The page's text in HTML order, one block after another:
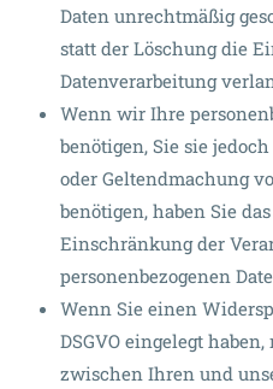
Daten unrechtmäßig
statt der Löschung die
Datenverarbeitung
Wenn wir Ihre
benötigen, Sie sie
oder Geltendmachung
benötigen, haben Sie
Einschränkung der
personenbezogenen
Wenn Sie einen
DSGVO eingelegt
zwischen Ihren und